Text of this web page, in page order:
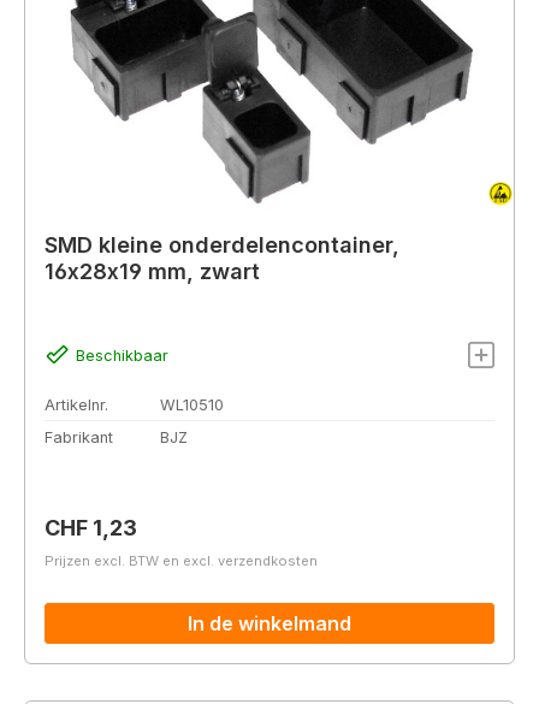
SMD kleine onderdelencontainer,
16x28x19 mm, zwart
Beschikbaar
Artikelnr.
WL10510
Fabrikant
BJZ
Normale prijs:
CHF 1,23
Prijzen excl. BTW en excl. verzendkosten
In de winkelmand